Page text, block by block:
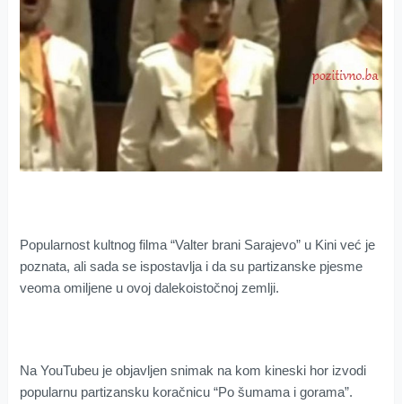
Popularnost kultnog filma “Valter brani Sarajevo” u Kini već je
poznata, ali sada se ispostavlja i da su partizanske pjesme
veoma omiljene u ovoj dalekoistočnoj zemlji.
Na YouTubeu je objavljen snimak na kom kineski hor izvodi
popularnu partizansku koračnicu “Po šumama i gorama”.